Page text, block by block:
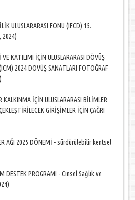
ULUSLARARASI FONU (IFCD) 15.
2024)
VE KATILIMI İÇİN ULUSLARARASI DÖVÜŞ
2024 DÖVÜŞ SANATLARI FOTOĞRAF
KALKINMA İÇİN ULUSLARARASI BİLİMLER
GİRİŞİMLER İÇİN ÇAĞRI
AĞI 2025 DÖNEMİ - sürdürülebilir kentsel
DESTEK PROGRAMI - Cinsel Sağlık ve